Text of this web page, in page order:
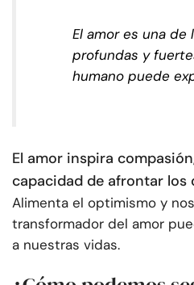
El amor es una de
profundas y
humano puede
El amor inspira
capacidad de afrontar los
Alimenta el optimismo y
transformador del amor
a nuestras vidas.